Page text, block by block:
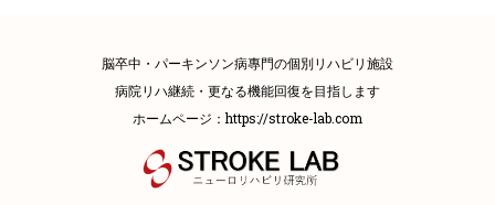
脳卒中・パーキンソン病專門の個別リハビリ施設
病院リハ継続・更なる機能回復を目指します
ホームページ：https://stroke-lab.com